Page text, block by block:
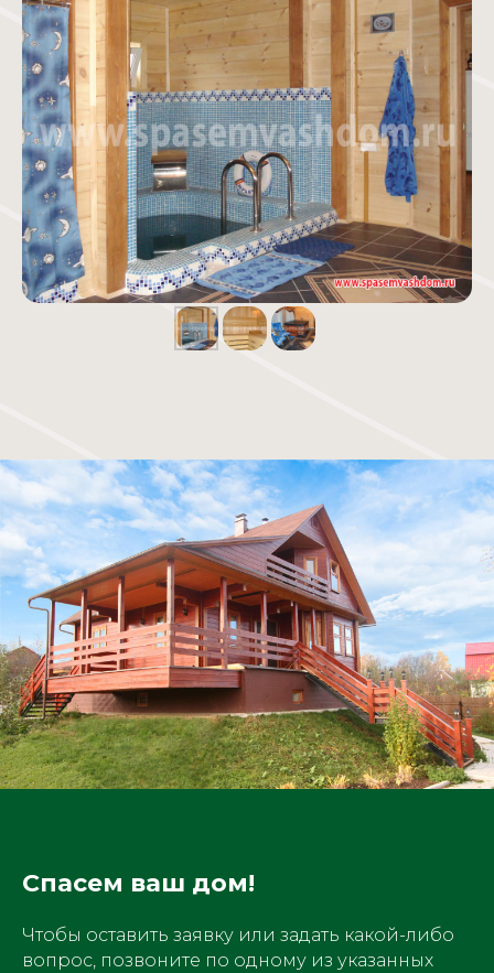
Спасем ваш дом!
Чтобы оставить заявку или задать какой-либо
вопрос, позвоните по одному из указанных